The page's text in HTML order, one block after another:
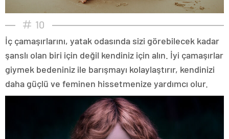
10
İç çamaşırlarını, yatak odasında sizi görebilecek kadar
şanslı olan biri için değil kendiniz için alın. İyi çamaşırlar
giymek bedeniniz ile barışmayı kolaylaştırır, kendinizi
daha güçlü ve feminen hissetmenize yardımcı olur.